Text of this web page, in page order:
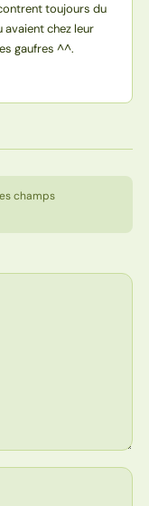
toujours du
avaient chez leur
gaufres ^^.
champs